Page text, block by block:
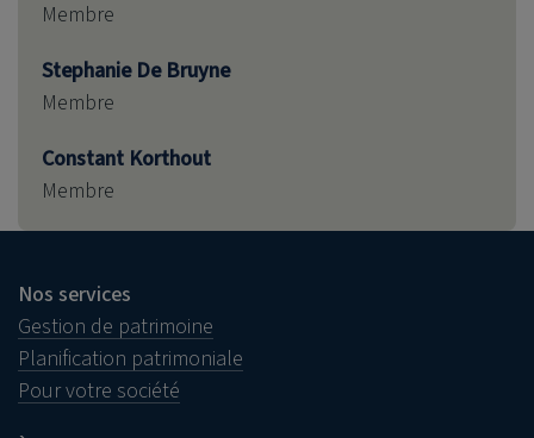
Membre
Stephanie De Bruyne
Membre
Constant Korthout
Membre
Nos services
Gestion de patrimoine
Planification patrimoniale
Pour votre société